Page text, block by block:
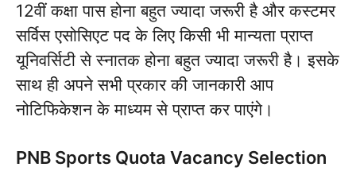
12वीं कक्षा पास होना बहुत ज्यादा जरूरी है और कस्टमर
सर्विस एसोसिएट पद के लिए किसी भी मान्यता प्राप्त
यूनिवर्सिटी से स्नातक होना बहुत ज्यादा जरूरी है। इसके
साथ ही अपने सभी प्रकार की जानकारी आप
नोटिफिकेशन के माध्यम से प्राप्त कर पाएंगे।
PNB Sports Quota Vacancy Selection